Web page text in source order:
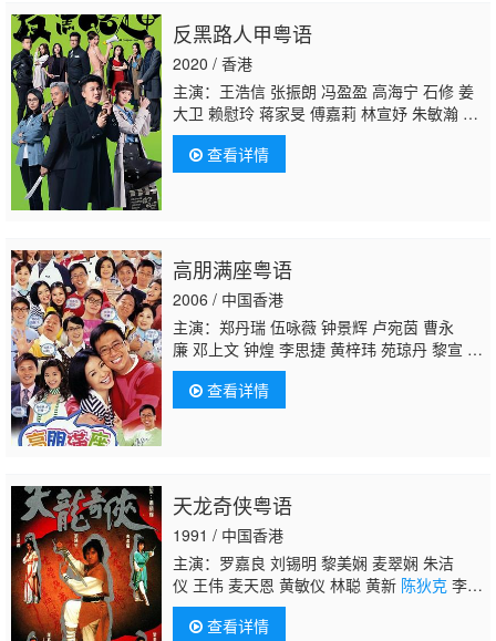
琳 莫伟文 于洋 关婉珊 罗鸿
反黑路人甲粤语
2020 / 香港
主演：王浩信 张振朗 冯盈盈 高海宁 石修 姜
大卫 赖慰玲 蒋家旻 傅嘉莉 林宣妤 朱敏瀚 徐
荣 许家杰 陈志健 汤怡 李成昌 蔡国庆 吴瑞
庭 郑咏谦 莫家淦 容天佑 张武孝 鬼塚 杨证
桦 汤俊明 唐嘉麟 区轩玮 陈家良 吴子冲 邵展
琳 莫伟文 于洋 关婉珊 罗鸿
查看详情
高朋满座粤语
2006 / 中国香港
主演：郑丹瑞 伍咏薇 钟景辉 卢宛茵 曹永
廉 邓上文 钟煌 李思捷 黄梓玮 苑琼丹 黎宣 蒋
志光 陈敏之 乔宝宝 陈霁平 胡定欣 陈自瑶 黄
泆潼陈狄克杨英伟 李泳豪 高俊文 罗莽 罗浩
楷 姚莹莹 陈颖妍 罗天池 郑世豪 黎诺懿 范爵
文 陈锦江 黎铭诺 柯岚 陈勉良 陈荣峻 戴耀
明 裘卓能 秦煌 许思敏 谢慧仪 陈凤沐 余慕
莲 刘桂芳 廖丽丽 林翊旸 周宝霖 张达伦 张
查看详情
天龙奇侠粤语
1991 / 中国香港
主演：罗嘉良 刘锡明 黎美娴 麦翠娴 朱洁
仪 王伟 麦天恩 黄敏仪 林聪 黄新 陈狄克 李海
生 郑雷
查看详情